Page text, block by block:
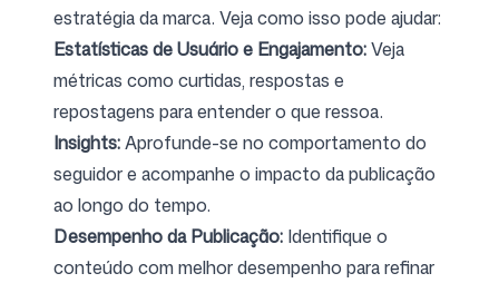
estratégia da marca. Veja como isso pode ajudar:
Estatísticas de Usuário e Engajamento:Veja
métricas como curtidas, respostas e
repostagens para entender o que ressoa.
Insights:Aprofunde-se no comportamento do
seguidor e acompanhe o impacto da publicação
ao longo do tempo.
Desempenho da Publicação: Identifique o
conteúdo com melhor desempenho para refinar